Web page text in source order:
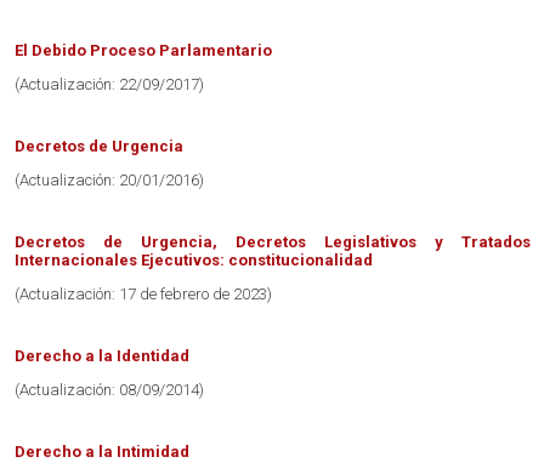
El Debido Proceso Parlamentario
(Actualización: 22/09/2017)
Decretos de Urgencia
(Actualización: 20/01/2016)
Decretos de Urgencia, Decretos Legislativos y Tratados
Internacionales Ejecutivos: constitucionalidad
(Actualización: 17 de febrero de 2023)
Derecho a la Identidad
(Actualización: 08/09/2014)
Derecho a la Intimidad